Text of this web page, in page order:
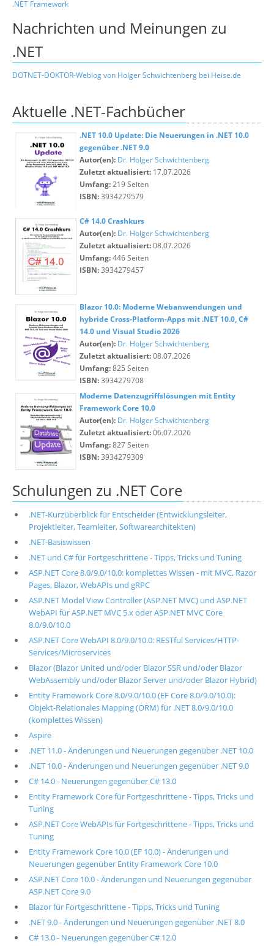
.NET Framework
Nachrichten und Meinungen zu
.NET
DOTNET-DOKTOR-Weblog von Holger Schwichtenberg bei Heise.de
Aktuelle .NET-Fachbücher
.NET 10.0 Update: Die Neuerungen in .NET 10.0
gegenüber .NET 9.0
Autor(en): Dr. Holger Schwichtenberg
Zuletzt aktualisiert: 17.07.2026
Umfang:219 Seiten
ISBN:3934279579
C# 14.0 Crashkurs
Autor(en): Dr. Holger Schwichtenberg
Zuletzt aktualisiert:08.07.2026
Umfang:446 Seiten
ISBN:3934279457
Blazor 10.0: Moderne Webanwendungen und
hybride Cross-Platform-Apps mit .NET 10.0, C#
14.0 und Visual Studio 2026
Autor(en): Dr. Holger Schwichtenberg
Zuletzt aktualisiert:08.07.2026
Umfang:825 Seiten
ISBN:3934279708
Moderne Datenzugriffslösungen mit Entity
Framework Core 10.0
Autor(en): Dr. Holger Schwichtenberg
Zuletzt aktualisiert:06.07.2026
Umfang:827 Seiten
ISBN:3934279309
Schulungen zu .NET Core
.NET-Kurzüberblick für Entscheider (Entwicklungsleiter,
Projektleiter, Teamleiter, Softwarearchitekten)
.NET-Basiswissen
.NET und C# für Fortgeschrittene - Tipps, Tricks und Tuning
ASP.NET Core 8.0/9.0/10.0: komplettes Wissen - mit MVC, Razor
Pages, Blazor, WebAPIs und gRPC
ASP.NET Model View Controller (ASP.NET MVC) und ASP.NET
WebAPI für ASP.NET MVC 5.x oder ASP.NET MVC Core
8.0/9.0/10.0
ASP.NET Core WebAPI 8.0/9.0/10.0: RESTful Services/HTTP-
Services/Microservices
Blazor (Blazor United und/oder Blazor SSR und/oder Blazor
WebAssembly und/oder Blazor Server und/oder Blazor Hybrid)
Entity Framework Core 8.0/9.0/10.0 (EF Core 8.0/9.0/10.0):
Objekt-Relationales Mapping (ORM) für .NET 8.0/9.0/10.0
(komplettes Wissen)
Aspire
.NET 11.0 - Änderungen und Neuerungen gegenüber .NET 10.0
.NET 10.0 - Änderungen und Neuerungen gegenüber .NET 9.0
C# 14.0 - Neuerungen gegenüber C# 13.0
Entity Framework Core für Fortgeschrittene - Tipps, Tricks und
Tuning
ASP.NET Core WebAPIs für Fortgeschrittene - Tipps, Tricks und
Tuning
Entity Framework Core 10.0 (EF 10.0) - Änderungen und
Neuerungen gegenüber Entity Framework Core 10.0
ASP.NET Core 10.0 - Änderungen und Neuerungen gegenüber
ASP.NET Core 9.0
Blazor für Fortgeschrittene - Tipps, Tricks und Tuning
.NET 9.0 - Änderungen und Neuerungen gegenüber .NET 8.0
C# 13.0 - Neuerungen gegenüber C# 12.0